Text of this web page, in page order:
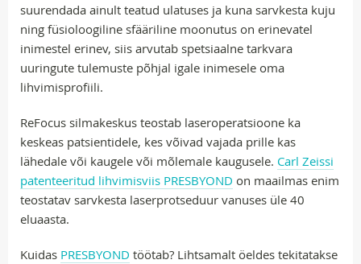
suurendada ainult teatud ulatuses ja kuna sarvkesta kuju
ning füsioloogiline sfääriline moonutus on erinevatel
inimestel erinev, siis arvutab spetsiaalne tarkvara
uuringute tulemuste põhjal igale inimesele oma
lihvimisprofiili.
ReFocus silmakeskus teostab laseroperatsioone ka
keskeas patsientidele, kes võivad vajada prille kas
lähedale või kaugele või mõlemale kaugusele. Carl Zeissi
patenteeritud lihvimisviis PRESBYOND on maailmas enim
teostatav sarvkesta laserprotseduur vanuses üle 40
eluaasta.
Kuidas PRESBYOND töötab? Lihtsamalt öeldes tekitatakse